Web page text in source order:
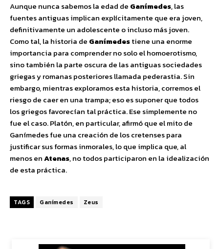
Aunque nunca sabemos la edad de Ganímedes, las
fuentes antiguas implican explícitamente que era joven,
definitivamente un adolescente o incluso más joven.
Como tal, la historia de Ganímedestiene una enorme
importancia para comprender no solo el homoerotismo,
sino también la parte oscura de las antiguas sociedades
griegas y romanas posteriores llamada pederastia. Sin
embargo, mientras exploramos esta historia, corremos el
riesgo de caer en una trampa; eso es suponer que todos
los griegos favorecían tal práctica. Ese simplemente no
fue el caso. Platón, en particular, afirmó que el mito de
Ganímedes fue una creación de los cretenses para
justificar sus formas inmorales, lo que implica que, al
menos enAtenas, no todos participaron en la idealización
de esta práctica.
TAGS Ganímedes Zeus